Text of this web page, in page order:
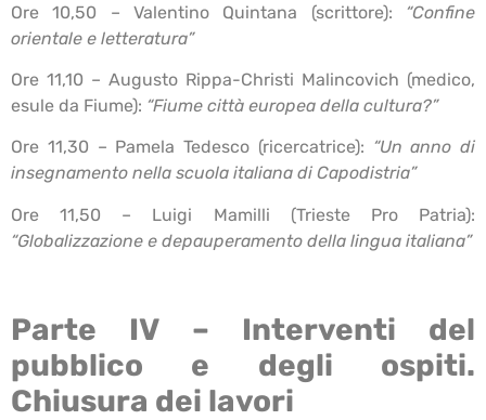
Ore 10,50 – Valentino Quintana (scrittore): “Confine
orientale e letteratura”
Ore 11,10 – Augusto Rippa-Christi Malincovich (medico,
esule da Fiume): “Fiume città europea della cultura?”
Ore 11,30 – Pamela Tedesco (ricercatrice): “Un anno di
insegnamento nella scuola italiana di Capodistria”
Ore 11,50 – Luigi Mamilli (Trieste Pro Patria):
“Globalizzazione e depauperamento della lingua italiana”
Parte IV – Interventi del
pubblico e degli ospiti.
Chiusura dei lavori